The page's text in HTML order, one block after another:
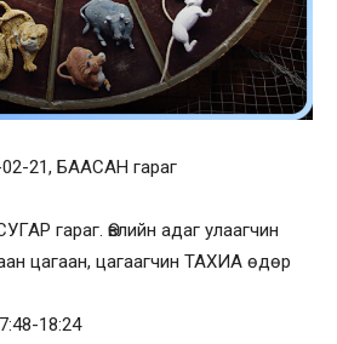
21, БААСАН гараг
гараг. Өвлийн адаг улаагчин
цагаан, цагаагчин ТАХИА өдөр
18:24